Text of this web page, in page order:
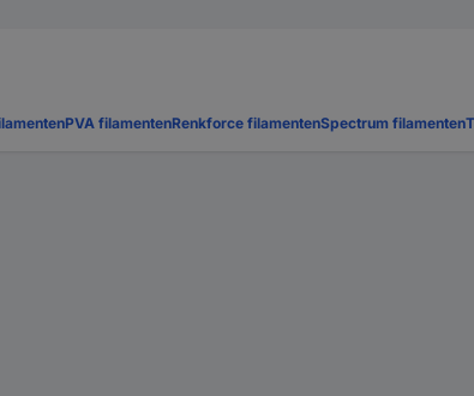
PVA filamentenRenkforce filamentenSpectrum filamenten